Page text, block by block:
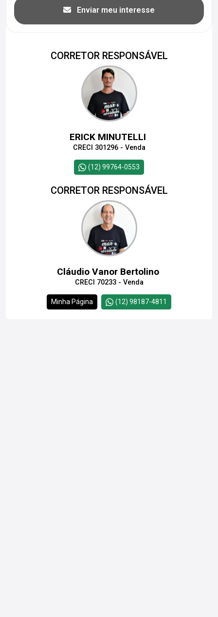
Enviar meu interesse
CORRETOR RESPONSÁVEL
ERICK MINUTELLI
CRECI 301296 - Venda
(12) 99764-0553
CORRETOR RESPONSÁVEL
Cláudio Vanor Bertolino
CRECI 70233 - Venda
Minha Página (12) 98187-4811